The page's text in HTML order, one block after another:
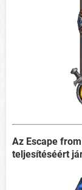
Az Escape
teljesítéséért